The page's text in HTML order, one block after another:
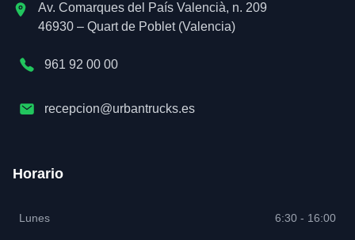
Av. Comarques del País Valencià, n. 209
46930 – Quart de Poblet (Valencia)
961 92 00 00
recepcion@urbantrucks.es
Horario
Lunes 6:30 - 16:00